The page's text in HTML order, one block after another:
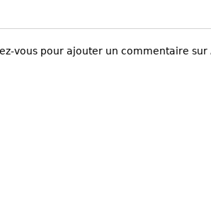
vous pour ajouter un commentaire sur